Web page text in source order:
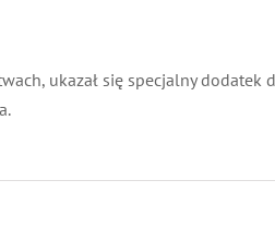
ukazał się specjalny dodatek